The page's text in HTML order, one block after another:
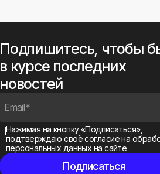
Подпишитесь, чтобы
в курсе последних
новостей
Нажимая на кнопку «Подписаться»,
подтверждаю своёсогласие на
персональных данных на сайте